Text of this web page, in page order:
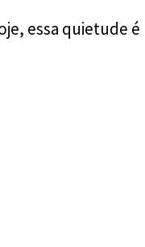
essa quietude é